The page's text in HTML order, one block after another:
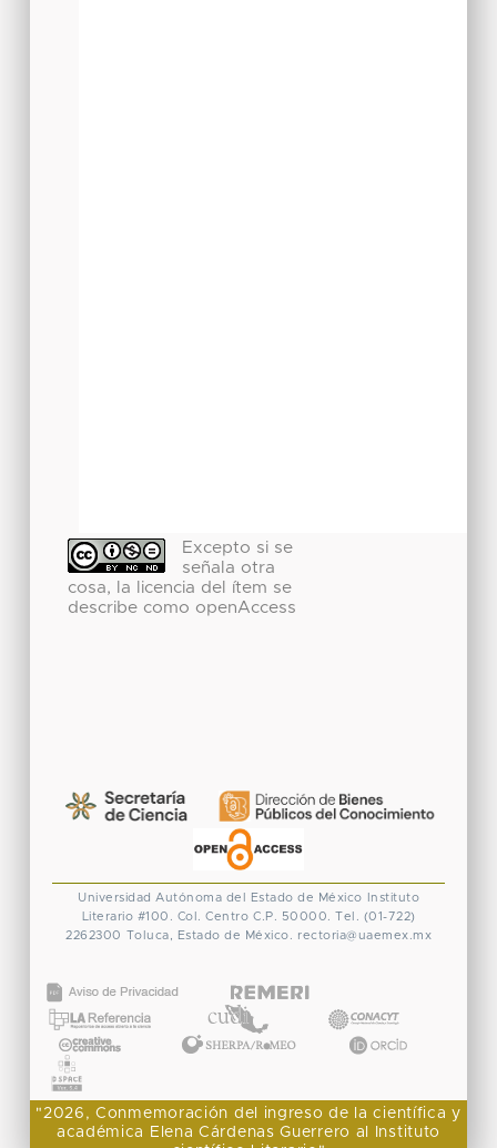
Excepto si se
señala otra
cosa, la licencia del ítem se
describe como openAccess
Universidad Autónoma del Estado de México
Instituto
Literario #100. Col. Centro C.P. 50000. Tel. (01-722)
2262300 Toluca, Estado de México. rectoria@uaemex.mx
"2026, Conmemoración del ingreso de la científica y
académica Elena Cárdenas Guerrero al Instituto